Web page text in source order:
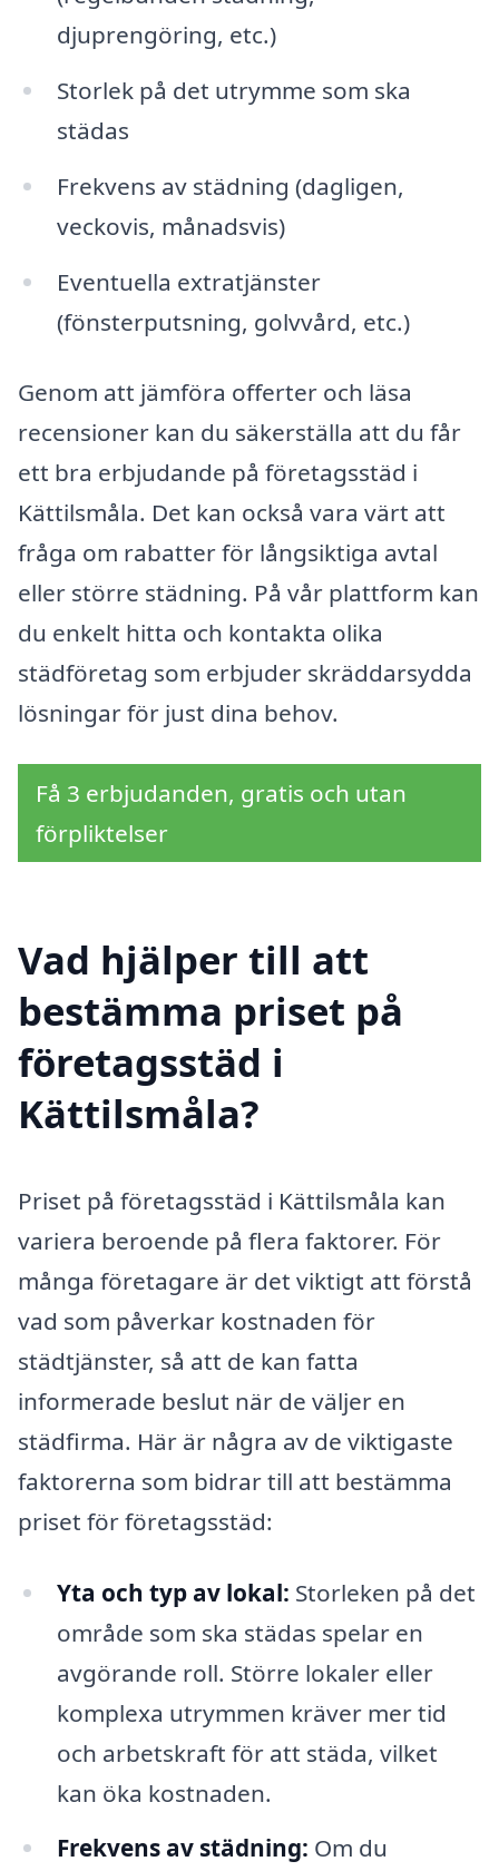
djuprengöring, etc.)
Storlek på det utrymme som ska
städas
Frekvens av städning (dagligen,
veckovis, månadsvis)
Eventuella extratjänster
(fönsterputsning, golvvård, etc.)
Genom att jämföra offerter och läsa
recensioner kan du säkerställa att du får
ett bra erbjudande på företagsstäd i
Kättilsmåla. Det kan också vara värt att
fråga om rabatter för långsiktiga avtal
eller större städning. På vår plattform kan
du enkelt hitta och kontakta olika
städföretag som erbjuder skräddarsydda
lösningar för just dina behov.
Få 3 erbjudanden, gratis och utan
förpliktelser
Vad hjälper till att
bestämma priset på
företagsstäd i
Kättilsmåla?
Priset på företagsstäd i Kättilsmåla kan
variera beroende på flera faktorer. För
många företagare är det viktigt att förstå
vad som påverkar kostnaden för
städtjänster, så att de kan fatta
informerade beslut när de väljer en
städfirma. Här är några av de viktigaste
faktorerna som bidrar till att bestämma
priset för företagsstäd:
Yta och typ av lokal: Storleken på det
område som ska städas spelar en
avgörande roll. Större lokaler eller
komplexa utrymmen kräver mer tid
och arbetskraft för att städa, vilket
kan öka kostnaden.
Frekvens av städning: Om du